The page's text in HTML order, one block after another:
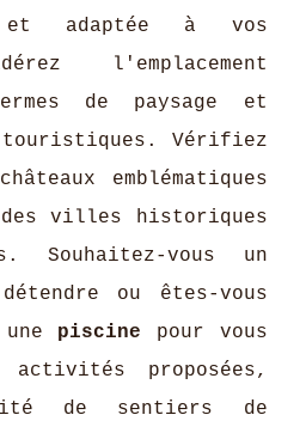
adaptée à vos
l'emplacement
de paysage et
touristiques. Vérifiez
emblématiques
des villes historiques
Souhaitez-vous un
ou êtes-vous
piscine pour vous
proposées,
de sentiers de